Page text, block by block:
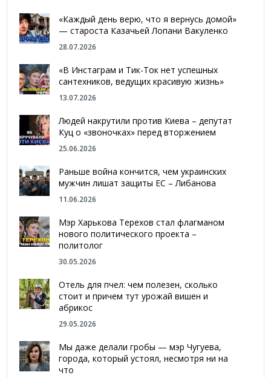
«Каждый день верю, что я вернусь домой»
— староста Казачьей Лопани Вакуленко
28.07.2026
«В Инстаграм и Тик-Ток нет успешных
сантехников, ведущих красивую жизнь»
13.07.2026
Людей накрутили против Киева – депутат
Куц о «звоночках» перед вторжением
25.06.2026
Раньше война кончится, чем украинских
мужчин лишат защиты ЕС – Либанова
11.06.2026
Мэр Харькова Терехов стал флагманом
нового политического проекта –
политолог
30.05.2026
Отель для пчел: чем полезен, сколько
стоит и причем тут урожай вишен и
абрикос
29.05.2026
Мы даже делали гробы — мэр Чугуева,
города, который устоял, несмотря ни на
что